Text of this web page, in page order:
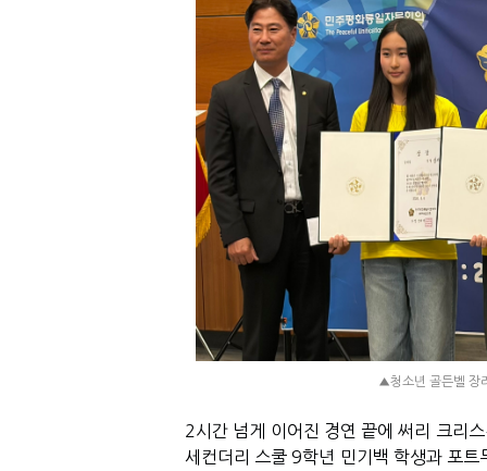
▲청소년 골든벨 장
2시간 넘게 이어진 경연 끝에 써리 크리
세컨더리 스쿨 9학년 민기백 학생과 포